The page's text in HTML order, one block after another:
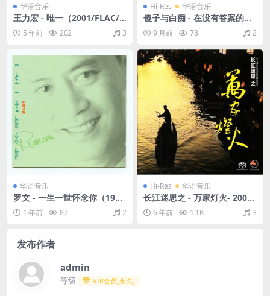
华语音乐
王力宏 - 唯一（2001/FLAC/
分轨/320M）
5 年前 202 3
Hi-Res 华语音乐
傻子与白痴 - 在没有答案的日
子里（2025/FLAC/EP分轨/19
0M）(24bit/48kHz)
9 月前 78 2
华语音乐
罗文 - 一生一世怀念你（199
1/FLAC/分轨/261M）
1 年前 87 2
Hi-Res 华语音乐
长江迷思之 - 万家灯火- 2007
(SACD/ISO/2.48G)
6 年前 1.1K 3
发布作者
admin
等级 VIP会员[永久]